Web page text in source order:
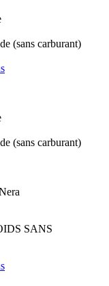
(sans carburant)
(sans carburant)
SANS